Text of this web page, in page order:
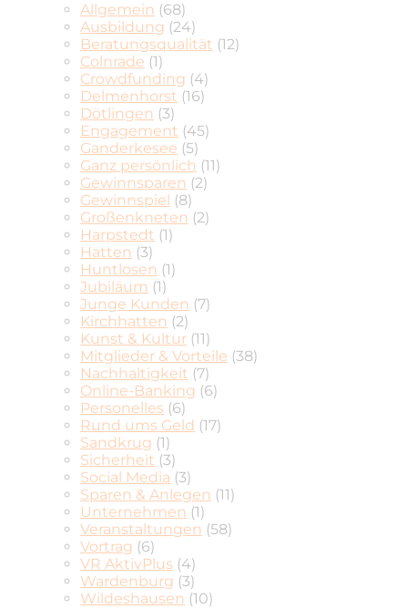
Allgemein (68)
Ausbildung (24)
Beratungsqualität (12)
Colnrade (1)
Crowdfunding (4)
Delmenhorst (16)
Dötlingen (3)
Engagement (45)
Ganderkesee (5)
Ganz persönlich (11)
Gewinnsparen (2)
Gewinnspiel (8)
Großenkneten (2)
Harpstedt (1)
Hatten (3)
Huntlosen (1)
Jubiläum (1)
Junge Kunden (7)
Kirchhatten (2)
Kunst & Kultur (11)
Mitglieder & Vorteile (38)
Nachhaltigkeit (7)
Online-Banking (6)
Personelles (6)
Rund ums Geld (17)
Sandkrug (1)
Sicherheit (3)
Social Media (3)
Sparen & Anlegen (11)
Unternehmen (1)
Veranstaltungen (58)
Vortrag (6)
VR AktivPlus (4)
Wardenburg (3)
Wildeshausen (10)